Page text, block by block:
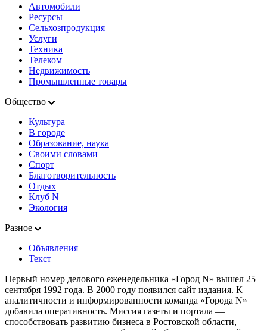
Автомобили
Ресурсы
Сельхозпродукция
Услуги
Техника
Телеком
Недвижимость
Промышленные товары
Общество
Культура
В городе
Образование, наука
Своими словами
Спорт
Благотворительность
Отдых
Клуб N
Экология
Разное
Объявления
Текст
Первый номер делового еженедельника «Город N» вышел 25
сентября 1992 года. В 2000 году появился сайт издания. К
аналитичности и информированности команда «Города N»
добавила оперативность. Миссия газеты и портала —
способствовать развитию бизнеса в Ростовской области,